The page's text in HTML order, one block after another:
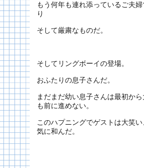
もう何年も連れ添っているご夫
り
そして厳粛なものだ。
そしてリングボーイの登場。
おふたりの息子さんだ。
まだまだ幼い息子さんは最初か
も前に進めない。
このハプニングでゲストは大笑
気に和んだ。